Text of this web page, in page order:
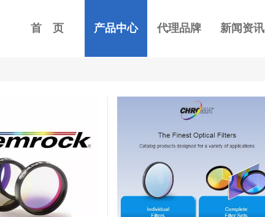
首 页 产品中心 代理品牌 新闻资讯